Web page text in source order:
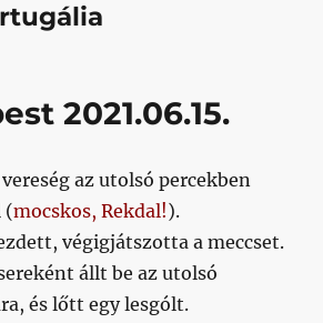
2021.06.15.
vereség az utolsó percekben
(mocskos, Rekdal!).
végigjátszotta a meccset.
állt be az utolsó
és lőtt egy lesgólt.